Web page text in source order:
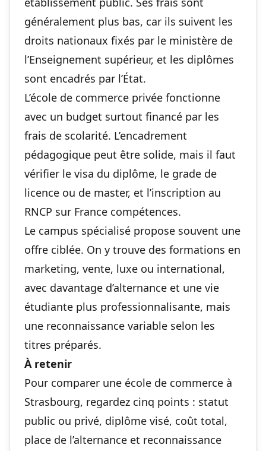
généralement plus bas, car ils suivent les
droits nationaux fixés par le ministère de
l’Enseignement supérieur, et les diplômes
sont encadrés par l’État.
L’école de commerce privée fonctionne
avec un budget surtout financé par les
frais de scolarité. L’encadrement
pédagogique peut être solide, mais il faut
vérifier le visa du diplôme, le grade de
licence ou de master, et l’inscription au
RNCP sur France compétences.
Le campus spécialisé propose souvent une
offre ciblée. On y trouve des formations en
marketing, vente, luxe ou international,
avec davantage d’alternance et une vie
étudiante plus professionnalisante, mais
une reconnaissance variable selon les
titres préparés.
À retenir
Pour comparer une école de commerce à
Strasbourg, regardez cinq points : statut
public ou privé, diplôme visé, coût total,
place de l’alternance et reconnaissance